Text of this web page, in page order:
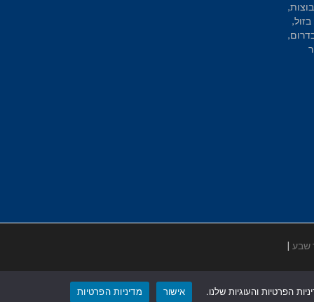
שבע |
הפרטיות והעוגיות שלנו. אישור מדיניות הפרטיות